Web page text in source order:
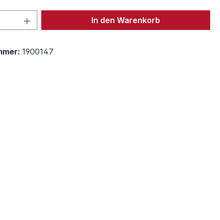
Anzahl: Gib den gewünschten Wert
In den Warenkorb
1900147